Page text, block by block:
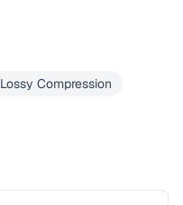
Lossy Compression